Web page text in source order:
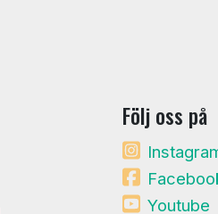
Följ oss på
Youtube